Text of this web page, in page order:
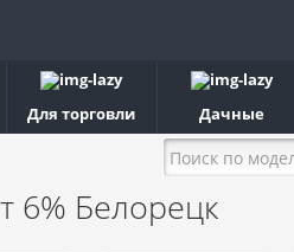
Для торговли Дачные
6% Белорецк